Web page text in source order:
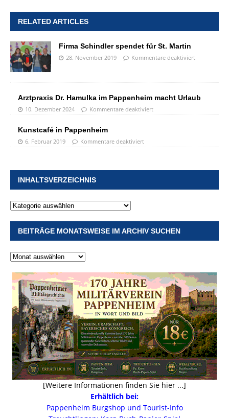
RELATED ARTICLES
Firma Schindler spendet für St. Martin
28. November 2019 Kommentare deaktiviert
Arztpraxis Dr. Hamulka im Pappenheim macht Urlaub
10. Dezember 2024 Kommentare deaktiviert
Kunstcafé in Pappenheim
6. Februar 2019 Kommentare deaktiviert
INHALTSVERZEICHNIS
BEITRÄGE MONATSWEISE IM ARCHIV SUCHEN
[Weitere Informationen finden Sie hier ...]
Erhältlich bei:
Pappenheim Burgshop und Tourist-Info